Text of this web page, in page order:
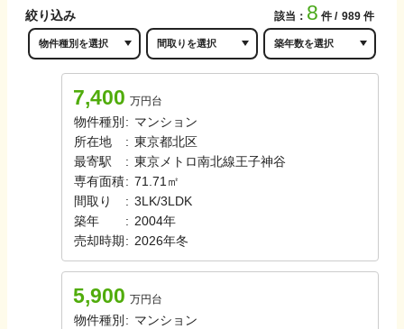
絞り込み 該当： 8 件 989 件
7,400 万円台
物件種別 : マンション
所在地
: 東京都北区
最寄駅
: 東京メトロ南北線王子神谷
専有面積: 71.71㎡
間取り
: 3LK/3LDK
築年
: 2004年
売却時期 : 2026年冬
5,900 万円台
物件種別 : マンション